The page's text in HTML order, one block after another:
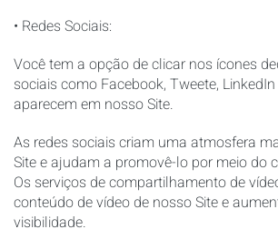
• Redes Sociais:
Você tem a opção de clicar nos ícones
sociais como Facebook, Tweete,
aparecem em nosso Site.
As redes sociais criam uma atmosfera
Site e ajudam a promovê-lo por meio do
Os serviços de compartilhamento de
conteúdo de vídeo de nosso Site e
visibilidade.